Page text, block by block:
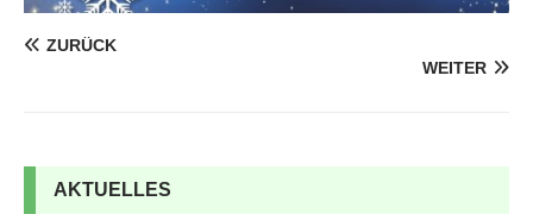
ZURÜCK
WEITER
AKTUELLES